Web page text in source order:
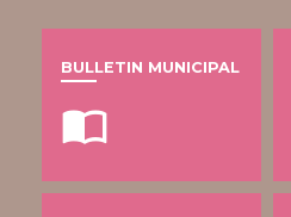
BULLETIN MUNICIPAL
import_contacts